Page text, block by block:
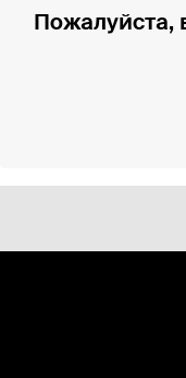
Пожалуйста,